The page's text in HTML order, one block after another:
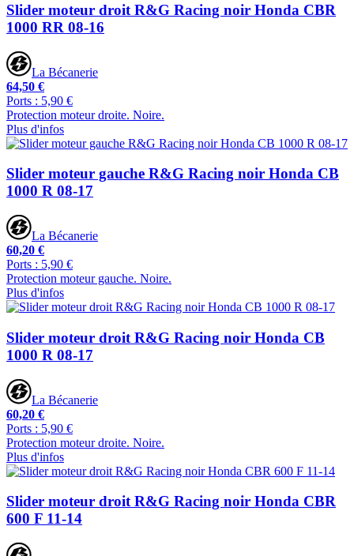
Slider moteur droit R&G Racing noir Honda CBR
1000 RR 08-16
La Bécanerie
64,50 €
Ports : 5,90 €
Protection moteur droite. Noire.
Plus d'infos
Slider moteur gauche R&G Racing noir Honda CB
1000 R 08-17
La Bécanerie
60,20 €
Ports : 5,90 €
Protection moteur gauche. Noire.
Plus d'infos
Slider moteur droit R&G Racing noir Honda CB
1000 R 08-17
La Bécanerie
60,20 €
Ports : 5,90 €
Protection moteur droite. Noire.
Plus d'infos
Slider moteur droit R&G Racing noir Honda CBR
600 F 11-14